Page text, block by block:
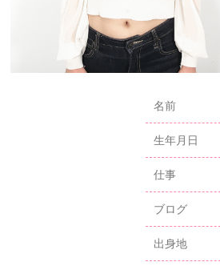
名前
生年月日
仕事
ブログ
出身地